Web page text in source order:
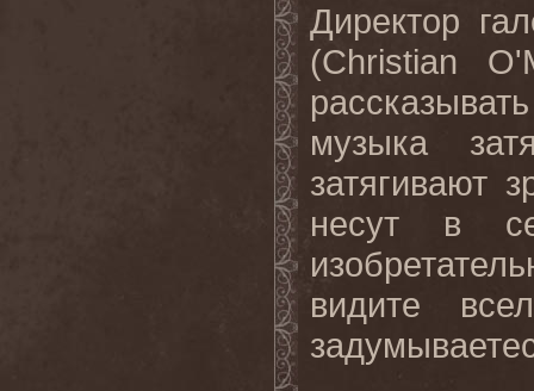
Директор
(Christian
музыка
затягивают
несут в
видите